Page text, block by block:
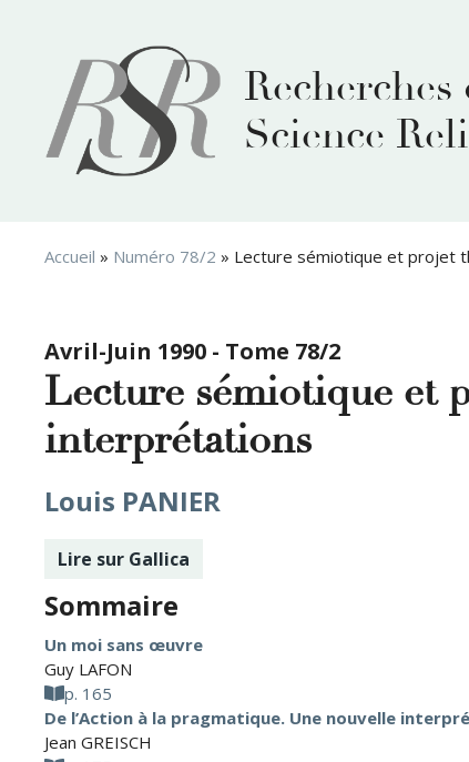
Recherches
Science
Accueil » Numéro 78/2 » Lecture sémiotique et projet
Avril-Juin 1990 - Tome 78/2
Lecture sémiotique et
interprétations
Louis PANIER
Lire sur Gallica
Sommaire
Un moi sans œuvre
Guy LAFON
p. 165
De l’Action à la pragmatique. Une nouvelle
Jean GREISCH